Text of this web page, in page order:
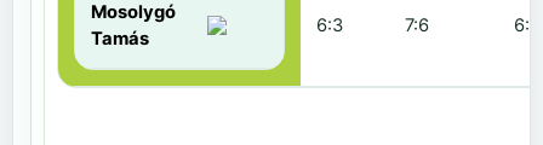
Mosolygó
Tamás
6:3 7:6 6:1